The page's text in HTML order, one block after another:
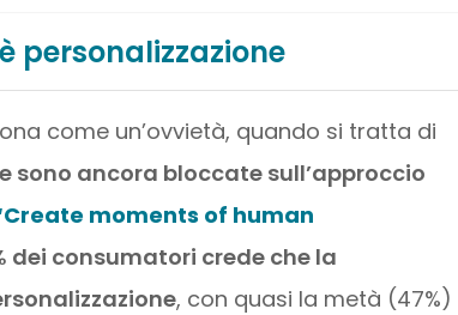
personalizzazione
come un’ovvietà, quando si tratta di
sono ancora bloccate sull’approccio
moments of human
dei consumatori crede che la
, con quasi la metà (47%)